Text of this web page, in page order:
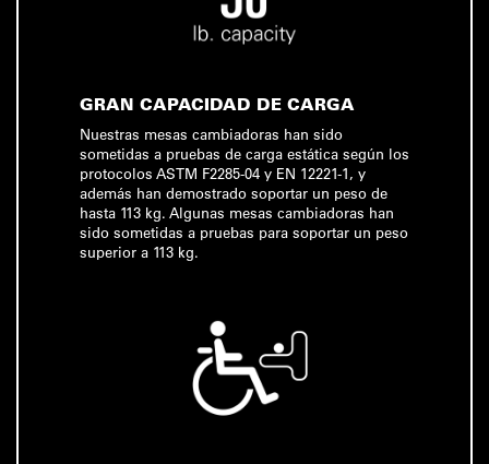
GRAN CAPACIDAD DE CARGA
Nuestras mesas cambiadoras han sido
sometidas a pruebas de carga estática según los
protocolos ASTM F2285-04 y EN 12221-1, y
además han demostrado soportar un peso de
hasta 113 kg. Algunas mesas cambiadoras han
sido sometidas a pruebas para soportar un peso
superior a 113 kg.